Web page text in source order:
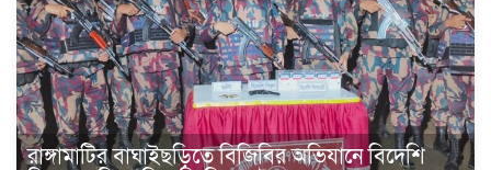
রাঙ্গামাটির বাঘাইছড়িতে বিজিবির অভিযানে বিদেশি